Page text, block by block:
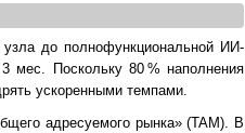
до полнофункциональной ИИ-
мес. Поскольку 80 % наполнения
ускоренными темпами.
адресуемого рынка» (TAM). В